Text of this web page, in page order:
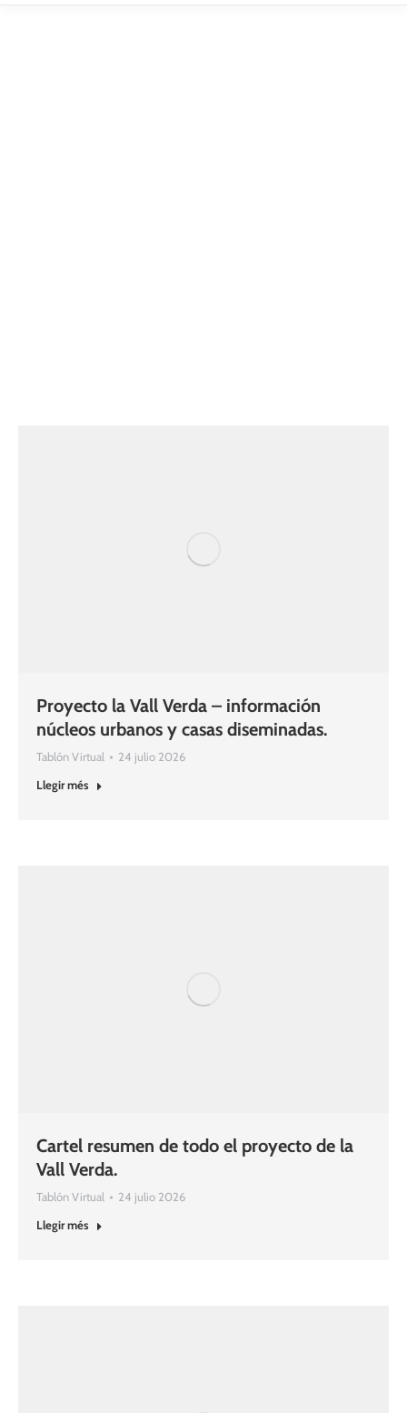
Proyecto la Vall Verda – información
núcleos urbanos y casas diseminadas.
Tablón Virtual
24 julio 2026
Llegir més
Cartel resumen de todo el proyecto de la
Vall Verda.
Tablón Virtual
24 julio 2026
Llegir més